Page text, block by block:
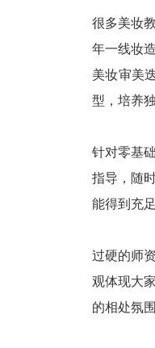
很多美妆
年一线妆
美妆审美
型，培养
针对零基
指导，随
能得到充
过硬的师
观体现大
的相处氛